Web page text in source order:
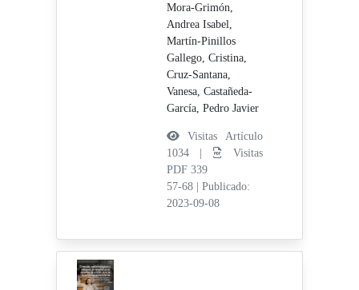
Mora-Grimón,
Andrea Isabel,
Martín-Pinillos
Gallego, Cristina,
Cruz-Santana,
Vanesa, Castañeda-
García, Pedro Javier
Visitas Artículo
1034 |
Visitas
PDF 339
57-68
Publicado:
2023-09-08